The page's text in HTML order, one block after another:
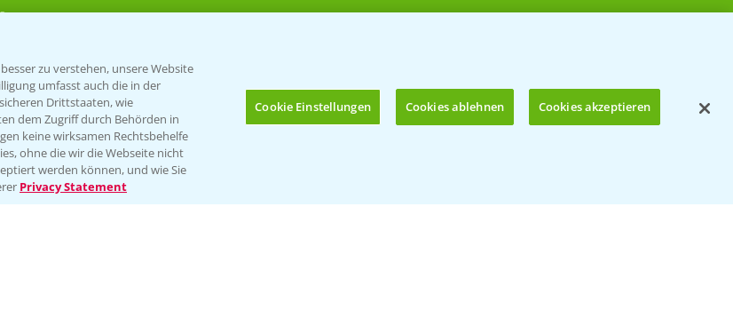
Bis zu 4 Produkte vergleichen:
Folgen Sie uns
zu verstehen, unsere Website
umfasst auch die in der
Drittstaaten, wie
dem Zugriff durch Behörden in
keine wirksamen Rechtsbehelfe
ohne die wir die Webseite nicht
werden können, und wie Sie
Privacy Statement
Cookie Einstellungen Cookies ablehnen Cookies akzeptieren